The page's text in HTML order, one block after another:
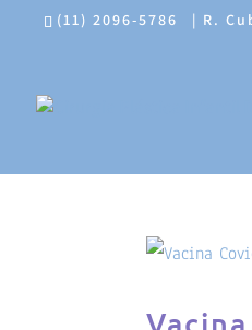
(11) 2096-5786 | R.